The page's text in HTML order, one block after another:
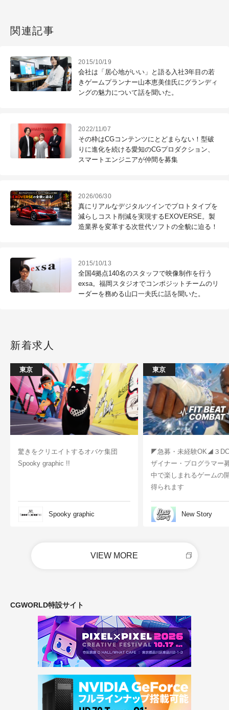
関連記事
2015/10/19
会社は「居心地がいい」と語る入社3年目の若
きゲームプランナー山本恵美佳氏にグランディ
ングの魅力について話を聞いた。
2022/11/07
その枠はCGコンテンツにとどまらない！型破
りに進化を続ける愛知のCGプロダクション、
スマートエンジニアが仲間を募集
2026/06/30
真にリアルなデジタルツインでプロトタイプを
減らしコスト削減を実現するEXOVERSE。製
造業界を変革する次世代ソフトの全貌に迫る！
2015/10/13
全国4拠点140名のスタッフで映像制作を行う
exsa。福岡スタジオでコンポジットチームのリ
ーダーを務める山口一夫氏に話を聞いた。
新着求人
東京
驚きをクリエイトするオバケ集団
Spooky graphic !!
Spooky graphic
東京
◤急募・未経験OK◢３
ザイナー・プログラマー
中で楽しまれるゲームの
得られます
New Story
VIEW MORE
CGWORLD特設サイト